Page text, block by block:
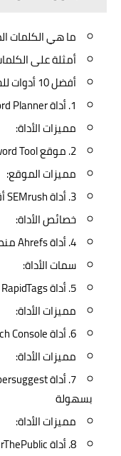
ما هي الكلمات
أمثلة على
أفضل 10 أدوات للحصول على كلمات مفتاحية جاهزة
1. أداة Google Keyword Planner للكلمات المفتاحية
مميزات الأداة:
2. موقع Keyword Tool يمنحك كلمات مفتاحية جاهزة
مميزات الموقع:
3. أداة SEMrush أقوى الأدوات لتحليل الكلمات المفتاحية
خصائص الأداة:
4. أداة Ahrefs منصة متكاملة لبناء استراتيجية seo قوية
سمات الأداة:
5. أداة RapidTags تمنحك كلمات مفتاحية جاهزة لليوتيوب
مميزات الأداة:
6. أداة Google Search Console وأفضل الكلمات المفتاحية
مميزات الأداة:
بسهولة
مميزات الأداة:
8. أداة AnswerThePublic تحلل الأسئلة الشائعة بمهارة